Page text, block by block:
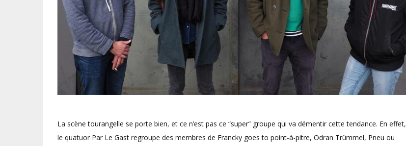
La scène tourangelle se porte bien, et ce n’est pas ce “super” groupe qui va démentir cette tendance. En effet,
le quatuor Par Le Gast regroupe des membres de Francky goes to point-à-pitre, Odran Trümmel, Pneu ou